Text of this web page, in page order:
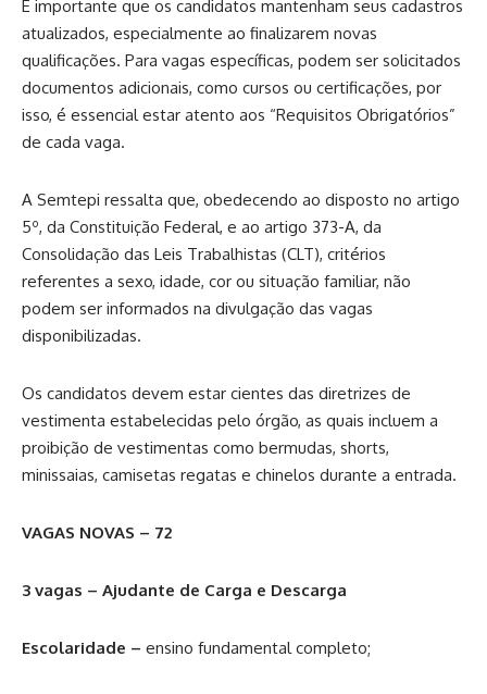
É importante que os candidatos mantenham seus cadastros
atualizados, especialmente ao finalizarem novas
qualificações. Para vagas específicas, podem ser solicitados
documentos adicionais, como cursos ou certificações, por
isso, é essencial estar atento aos “Requisitos Obrigatórios”
de cada vaga.
A Semtepi ressalta que, obedecendo ao disposto no artigo
5º, da Constituição Federal, e ao artigo 373-A, da
Consolidação das Leis Trabalhistas (CLT), critérios
referentes a sexo, idade, cor ou situação familiar, não
podem ser informados na divulgação das vagas
disponibilizadas.
Os candidatos devem estar cientes das diretrizes de
vestimenta estabelecidas pelo órgão, as quais incluem a
proibição de vestimentas como bermudas, shorts,
minissaias, camisetas regatas e chinelos durante a entrada.
VAGAS NOVAS – 72
3 vagas – Ajudante de Carga e Descarga
Escolaridade – ensino fundamental completo;